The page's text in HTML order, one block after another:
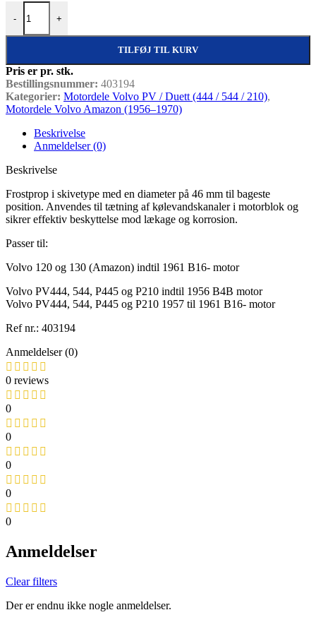
-
Frostprop 46 mm – skivetype (bag) antal
+
TILFØJ TIL KURV
Pris er pr. stk.
Bestillingsnummer: 403194
Kategorier: Motordele Volvo PV / Duett (444 / 544 / 210),
Motordele Volvo Amazon (1956–1970)
Beskrivelse
Anmeldelser (0)
Beskrivelse
Frostprop i skivetype med en diameter på 46 mm til bageste
position. Anvendes til tætning af kølevandskanaler i motorblok og
sikrer effektiv beskyttelse mod lækage og korrosion.
Passer til:
Volvo 120 og 130 (Amazon) indtil 1961 B16- motor
Volvo PV444, 544, P445 og P210 indtil 1956 B4B motor
Volvo PV444, 544, P445 og P210 1957 til 1961 B16- motor
Ref nr.: 403194
Anmeldelser (0)
0 reviews
0
0
0
0
0
Anmeldelser
Clear filters
Der er endnu ikke nogle anmeldelser.